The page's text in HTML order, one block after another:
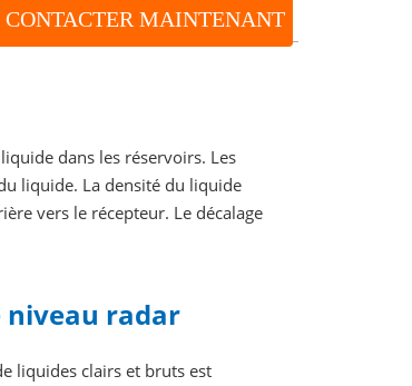
CONTACTER MAINTENANT
dans les réservoirs. Les
liquide. La densité du liquide
vers le récepteur. Le décalage
niveau radar
liquides clairs et bruts est